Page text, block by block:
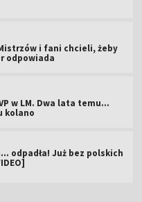
i fani chcieli, żeby
odpowiada
w LM. Dwa lata temu...
kolano
odpadła! Już bez polskich